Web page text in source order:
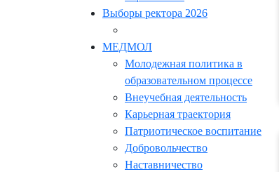
Выборы ректора 2026
МЕДМОЛ
Молодежная политика в
образовательном процессе
Внеучебная деятельность
Карьерная траектория
Патриотическое воспитание
Добровольчество
Наставничество